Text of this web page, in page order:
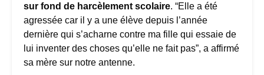
sur fond de harcèlement scolaire. “Elle a été
agressée car il y a une élève depuis l’année
dernière qui s’acharne contre ma fille qui essaie de
lui inventer des choses qu’elle ne fait pas”, a affirmé
sa mère sur notre antenne.